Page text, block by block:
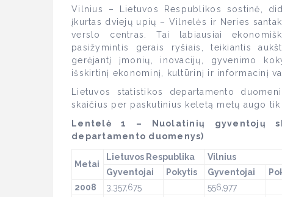
Vilnius – Lietuvos Respublikos sostinė,
įkurtas dviejų upių – Vilnelės ir Neries
verslo centras. Tai labiausiai
pasižymintis gerais ryšiais, teikiantis
gerėjantį įmonių, inovacijų, gyvenimo
išskirtinį ekonominį, kultūrinį ir informacinį
Lietuvos statistikos departamento
skaičius per paskutinius keletą metų augo tik
Lentelė 1 – Nuolatinių gyventojų
departamento duomenys)
Metai
Lietuvos Respublika Vilnius
Gyventojai
Pokytis Gyventojai
2008
3,357,675 556,977